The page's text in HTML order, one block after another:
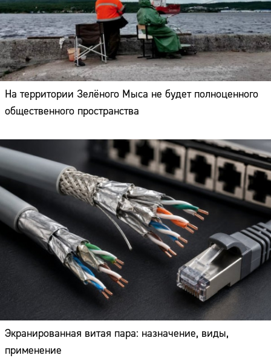
На территории Зелёного Мыса не будет полноценного
общественного пространства
Экранированная витая пара: назначение, виды,
применение